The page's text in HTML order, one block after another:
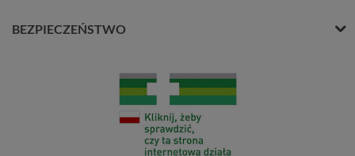
BEZPIECZEŃSTWO